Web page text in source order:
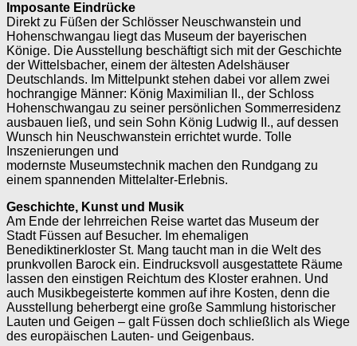
Imposante Eindrücke
Direkt zu Füßen der Schlösser Neuschwanstein und
Hohenschwangau liegt das Museum der bayerischen
Könige. Die Ausstellung beschäftigt sich mit der Geschichte
der Wittelsbacher, einem der ältesten Adelshäuser
Deutschlands. Im Mittelpunkt stehen dabei vor allem zwei
hochrangige Männer: König Maximilian­ II., der Schloss
Hohen­schwangau zu seiner persönlichen Sommer­residenz
ausbauen ließ, und sein Sohn König Ludwig II., auf dessen
Wunsch hin Neuschwanstein errichtet wurde. Tolle
Inszenierungen und
modernste Museumstechnik machen den Rundgang zu
einem spannenden Mittelalter-Erlebnis.
Geschichte, Kunst und Musik
Am Ende der lehrreichen Reise wartet das Museum der
Stadt Füssen auf Besucher. Im ehemaligen
Benediktinerkloster St. Mang taucht man in die Welt des
prunkvollen Barock ein. Eindrucksvoll ausgestattete Räume
lassen den einstigen Reichtum des Kloster erahnen. Und
auch Musikbegeisterte kommen auf ihre Kosten, denn die
Ausstellung beherbergt eine große Sammlung historischer
Lauten und Geigen – galt Füssen doch schließlich als Wiege
des europäischen Lauten- und Geigenbaus.